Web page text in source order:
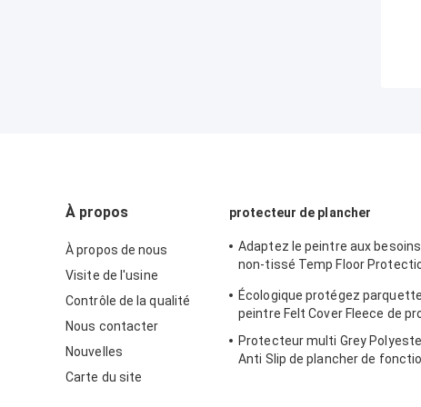
À propos
À propos de nous
Visite de l'usine
Contrôle de la qualité
Nous contacter
Nouvelles
Carte du site
protecteur de plancher
Adaptez le peintre aux
non-tissé Temp Floor
Écologique protégez
peintre Felt Cover Fleece de
Protecteur multi Grey
Anti Slip de plancher de